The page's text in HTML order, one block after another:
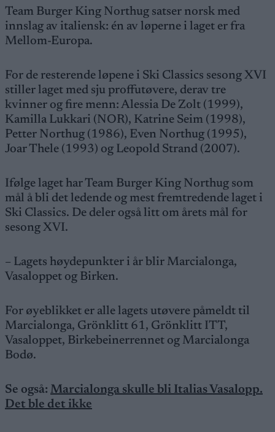
Team Burger King Northug satser norsk med
innslag av italiensk: én av løperne i laget er fra
Mellom-Europa.
For de resterende løpene i Ski Classics sesong XVI
stiller laget med sju proffutøvere, derav tre
kvinner og fire menn: Alessia De Zolt (1999),
Kamilla Lukkari (NOR), Katrine Seim (1998),
Petter Northug (1986), Even Northug (1995),
Joar Thele (1993) og Leopold Strand (2007).
Ifølge laget har Team Burger King Northug som
mål å bli det ledende og mest fremtredende laget i
Ski Classics. De deler også litt om årets mål for
sesong XVI.
– Lagets høydepunkter i år blir Marcialonga,
Vasaloppet og Birken.
For øyeblikket er alle lagets utøvere påmeldt til
Marcialonga, Grönklitt 61, Grönklitt ITT,
Vasaloppet, Birkebeinerrennet og Marcialonga
Bodø.
Se også: Marcialonga skulle bli Italias Vasalopp.
Det ble det ikke